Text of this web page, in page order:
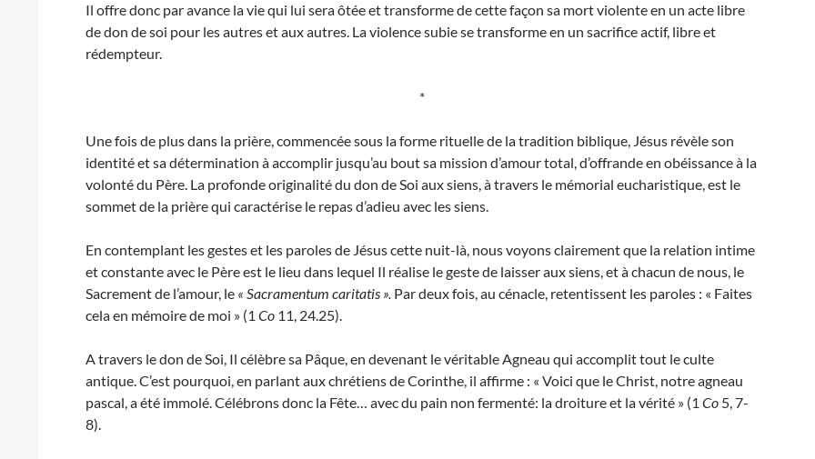
Il offre donc par avance la vie qui lui sera ôtée et transforme de cette façon sa mort violente en un acte libre
de don de soi pour les autres et aux autres. La violence subie se transforme en un sacrifice actif, libre et
rédempteur.
*
Une fois de plus dans la prière, commencée sous la forme rituelle de la tradition biblique, Jésus révèle son
identité et sa détermination à accomplir jusqu’au bout sa mission d’amour total, d’offrande en obéissance à la
volonté du Père. La profonde originalité du don de Soi aux siens, à travers le mémorial eucharistique, est le
sommet de la prière qui caractérise le repas d’adieu avec les siens.
En contemplant les gestes et les paroles de Jésus cette nuit-là, nous voyons clairement que la relation intime
et constante avec le Père est le lieu dans lequel Il réalise le geste de laisser aux siens, et à chacun de nous, le
Sacrement de l’amour, le « Sacramentum caritatis ». Par deux fois, au cénacle, retentissent les paroles : « Faites
cela en mémoire de moi » (1Co 11, 24.25).
A travers le don de Soi, Il célèbre sa Pâque, en devenant le véritable Agneau qui accomplit tout le culte
antique. C’est pourquoi, en parlant aux chrétiens de Corinthe, il affirme : « Voici que le Christ, notre agneau
pascal, a été immolé. Célébrons donc la Fête… avec du pain non fermenté: la droiture et la vérité » (1Co 5, 7-
8).